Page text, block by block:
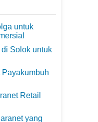
untuk
Solok untuk
Retail
yang